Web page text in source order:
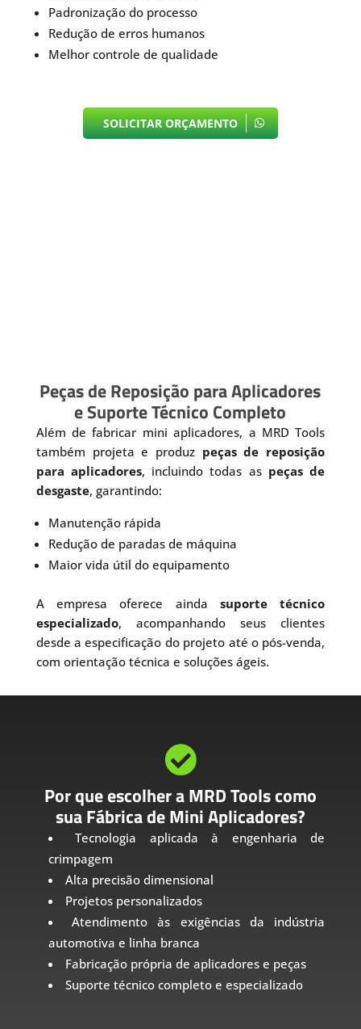
Padronização do processo
Redução de erros humanos
Melhor controle de qualidade
SOLICITAR ORÇAMENTO
Peças de Reposição para Aplicadores
e Suporte Técnico Completo
Além de fabricar mini aplicadores, a MRD Tools
também projeta e produz peças de reposição
para aplicadores, incluindo todas as peças de
desgaste, garantindo:
Manutenção rápida
Redução de paradas de máquina
Maior vida útil do equipamento
A empresa oferece ainda suporte técnico
especializado, acompanhando seus clientes
desde a especificação do projeto até o pós-venda,
com orientação técnica e soluções ágeis.

Por que escolher a MRD Tools como
sua Fábrica de Mini Aplicadores?
Tecnologia aplicada à engenharia de
crimpagem
Alta precisão dimensional
Projetos personalizados
Atendimento às exigências da indústria
automotiva e linha branca
Fabricação própria de aplicadores e peças
Suporte técnico completo e especializado